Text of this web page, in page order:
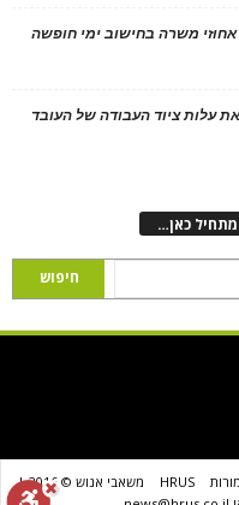
משרה בחישוב ימי חופשה
עלות ציוד העבודה של העובד
כאן…
HRUS
משאבי אנוש © 2016 |